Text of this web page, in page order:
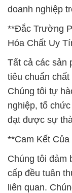
doanh nghiệp
**Đắc Trường
Hóa Chất Uy
Tất cả các sản
tiêu chuẩn
Chúng tôi tự
nghiệp, tổ
đạt được sự
**Cam Kết
Chúng tôi đảm
cấp đều tuân
liên quan.